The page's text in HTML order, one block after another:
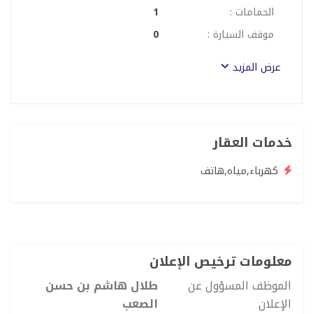
الحمامات :
1
موقف السيارة :
0
عرض المزيد
خدمات العقار
كهرباء,مياه,هاتف
معلومات ترخيص الإعلان
الموظف المسؤول عن
الإعلان
طلال هاشم بن حسن
الصعب